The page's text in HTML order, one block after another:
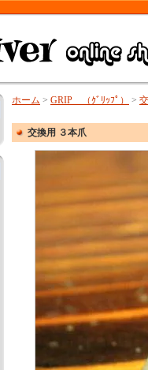
ホーム > GRIP （ｸﾞﾘｯﾌﾟ） >
交換用 ３本爪